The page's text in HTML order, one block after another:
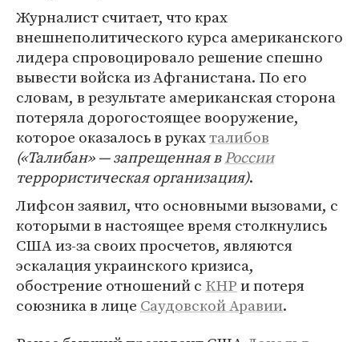
Журналист считает, что крах
внешнеполитического курса американского
лидера спровоцировало решение спешно
вывести войска из Афганистана. По его
словам, в результате американская сторона
потеряла дорогостоящее вооружение,
которое оказалось в рукахталибов
(«Талибан» — запрещенная вРоссии
террористическая организация).
Лифсон заявил, что основными вызовами, с
которыми в настоящее время столкнулись
США из-за своих просчетов, являются
эскалация украинского кризиса,
обострение отношений с КНРи потеря
союзника в лице Саудовской Аравии.